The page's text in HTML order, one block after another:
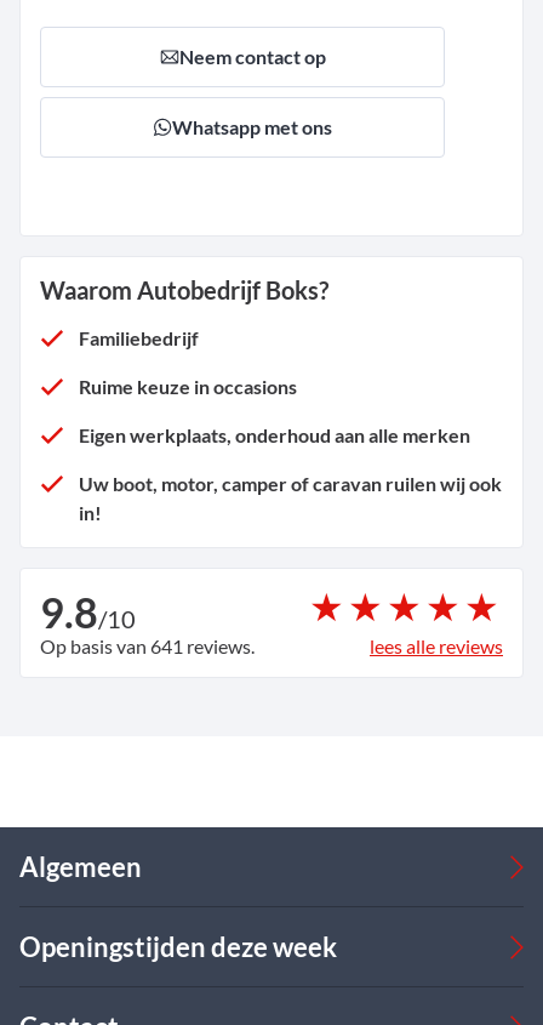
Neem contact op
Whatsapp met ons
Waarom Autobedrijf Boks?
Familiebedrijf
Ruime keuze in occasions
Eigen werkplaats, onderhoud aan alle merken
Uw boot, motor, camper of caravan ruilen wij ook
in!
9.8/10
Op basis van 641 reviews. lees alle reviews
Algemeen
Bedrijfswagens
Openingstijden deze week